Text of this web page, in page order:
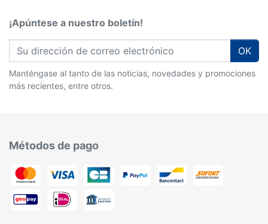
¡Apúntese a nuestro boletín!
OK
Manténgase al tanto de las noticias, novedades y promociones
más recientes, entre otros.
Métodos de pago